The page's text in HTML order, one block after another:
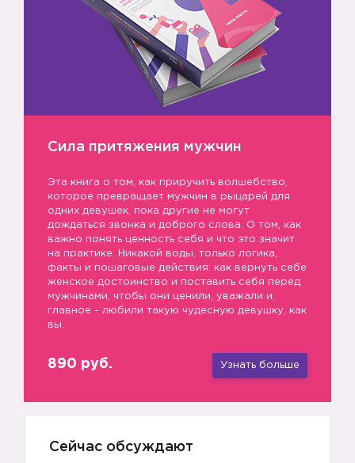
Сила притяжения мужчин
Эта книга о том, как приручить волшебство,
которое превращает мужчин в рыцарей для
одних девушек, пока другие не могут
дождаться звонка и доброго слова. О том, как
важно понять ценность себя и что это значит
на практике. Никакой воды, только логика,
факты и пошаговые действия: как вернуть себе
женское достоинство и поставить себя перед
мужчинами, чтобы они ценили, уважали и,
главное - любили такую чудесную девушку, как
вы.
890 руб. Узнать больше
Сейчас обсуждают